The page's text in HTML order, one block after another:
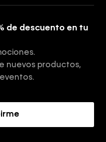
de descuento en tu
nuevos productos,